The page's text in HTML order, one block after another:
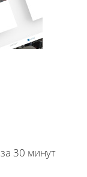
за 30 минут